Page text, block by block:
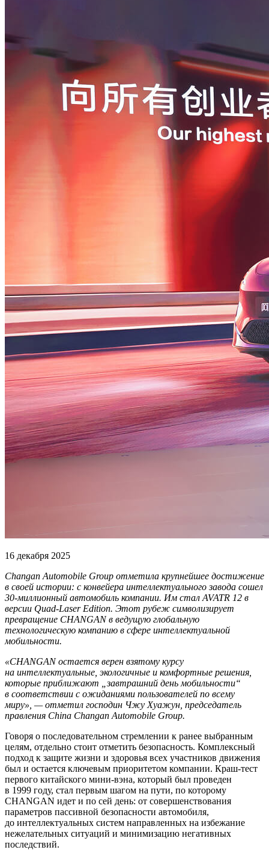
16 декабря 2025
Changan Automobile Group отметила крупнейшее достижение
в своей истории: с конвейера интеллектуального завода сошел
30-миллионный автомобиль компании. Им стал AVATR 12 в
версии Quad-Laser Edition. Этот рубеж символизирует
превращение CHANGAN в ведущую глобальную
технологическую компанию в сфере интеллектуальной
мобильности.
«CHANGAN остается верен взятому курсу
на интеллектуальные, экологичные и комфортные решения,
которые приближают „завтрашний день мобильности“
в соответствии с ожиданиями пользователей по всему
миру», — отметил господин Чжу Хуажун, председатель
правления China Changan Automobile Group.
Говоря о последовательном стремлении к ранее выбранным
целям, отдельно стоит отметить безопасность. Комплексный
подход к защите жизни и здоровья всех участников движения
был и остается ключевым приоритетом компании. Краш-тест
первого китайского мини-вэна, который был проведен
в 1999 году, стал первым шагом на пути, по которому
CHANGAN идет и по сей день: от совершенствования
параметров пассивной безопасности автомобиля,
до интеллектуальных систем направленных на избежание
нежелательных ситуаций и минимизацию негативных
последствий.